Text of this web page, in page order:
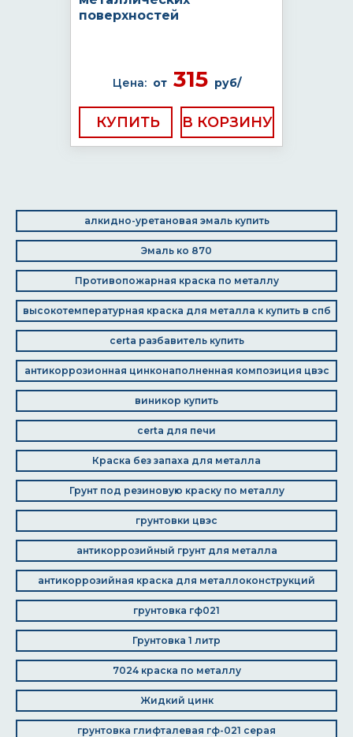
поверхностей
Цена: от315 руб/
КУПИТЬ
алкидно-уретановая эмаль купить
Эмаль ко 870
Противопожарная краска по металлу
высокотемпературная краска для металла к купить в спб
certa разбавитель купить
антикоррозионная цинконаполненная композиция цвэс
виникор купить
certa для печи
Краска без запаха для металла
Грунт под резиновую краску по металлу
грунтовки цвэс
антикоррозийный грунт для металла
антикоррозийная краска для металлоконструкций
грунтовка гф021
Грунтовка 1 литр
7024 краска по металлу
Жидкий цинк
грунтовка глифталевая гф-021 серая